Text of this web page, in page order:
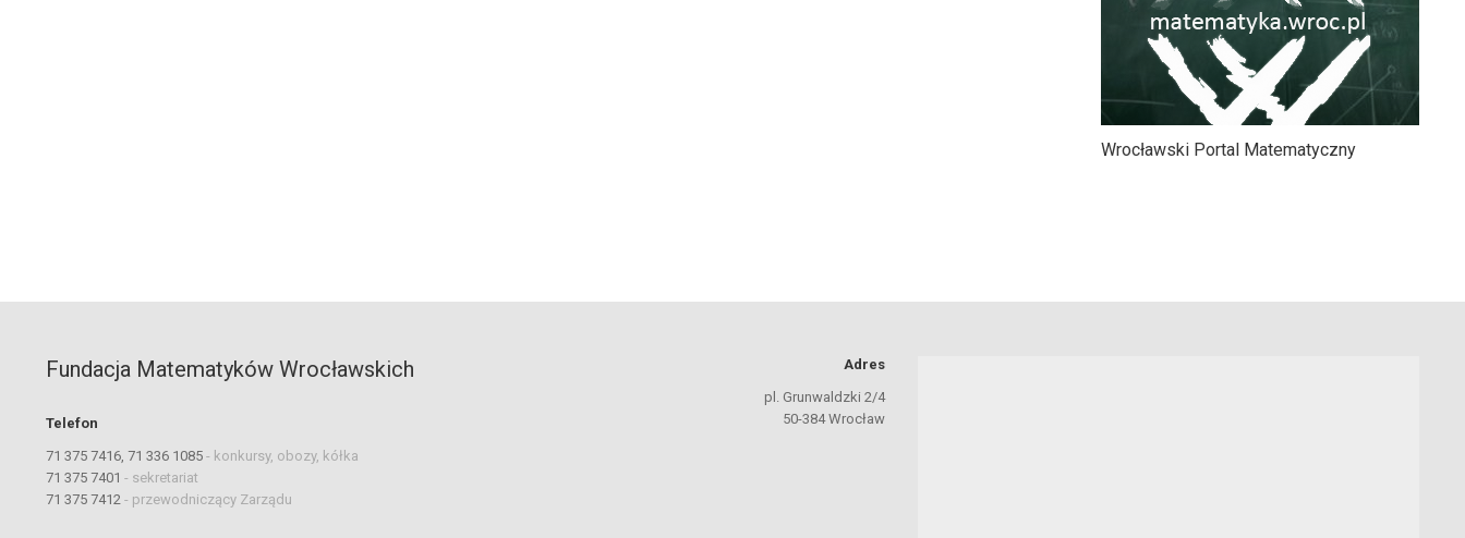
Wrocławski Portal Matematyczny
Fundacja Matematyków Wrocławskich
Telefon
71 375 7416, 71 336 1085 - konkursy, obozy, kółka
71 375 7401 - sekretariat
71 375 7412 - przewodniczący Zarządu
Adres
pl. Grunwaldzki 2/4
50-384 Wrocław